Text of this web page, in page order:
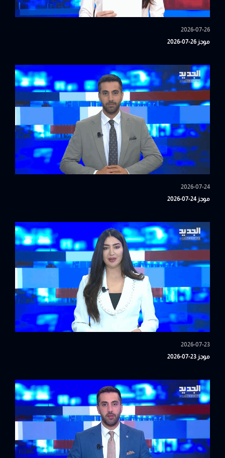
2026-07-26
موجز 26-07-2026
2026-07-24
موجز 24-07-2026
2026-07-23
موجز 23-07-2026